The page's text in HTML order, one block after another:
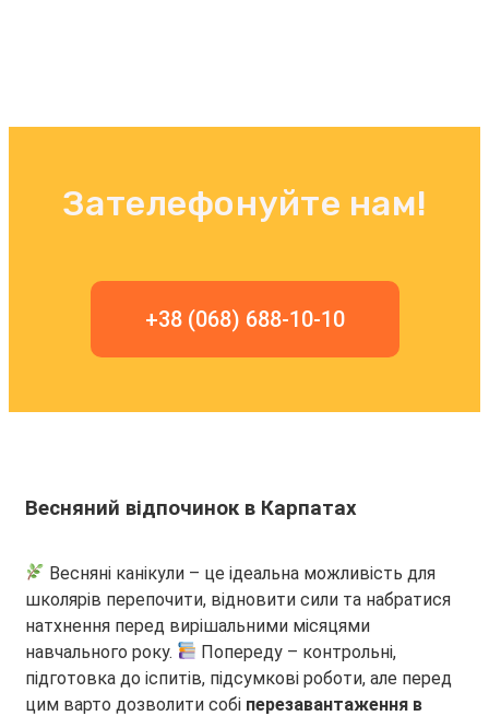
Зателефонуйте нам!
+38 (068) 688-10-10
Весняний відпочинок в Карпатах
Весняні канікули – це ідеальна можливість для
школярів перепочити, відновити сили та набратися
натхнення перед вирішальними місяцями
навчального року.
Попереду – контрольні,
підготовка до іспитів, підсумкові роботи, але перед
цим варто дозволити собі перезавантаження в